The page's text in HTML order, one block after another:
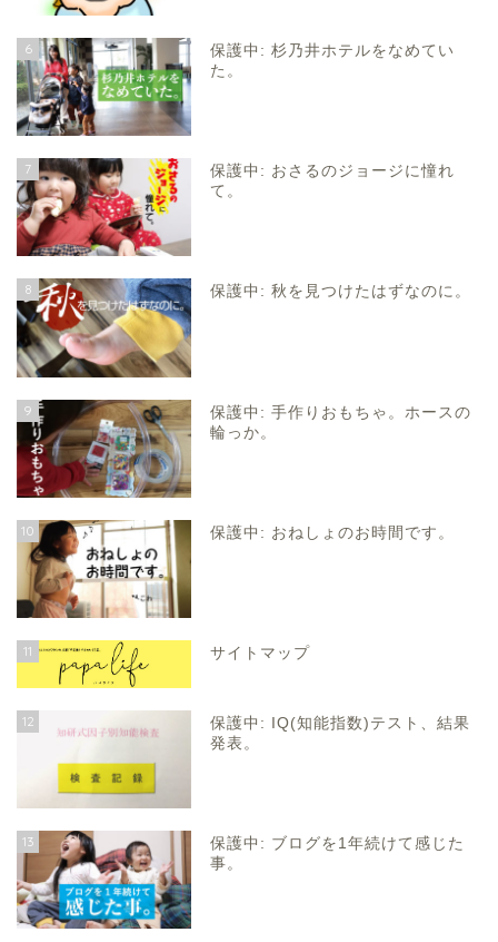
6
保護中: 杉乃井ホテルをなめてい
た。
7
保護中: おさるのジョージに憧れ
て。
8 保護中: 秋を見つけたはずなのに。
9
保護中: 手作りおもちゃ。ホースの
輪っか。
10 保護中: おねしょのお時間です。
11 サイトマップ
12
保護中: IQ(知能指数)テスト、結果
発表。
13
保護中: ブログを1年続けて感じた
事。